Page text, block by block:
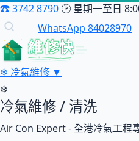
☎3742 8790 🕑 星期一至日
WhatsApp 84028970
維修快
❄ 冷氣維修 ▼
❄
冷氣維修 / 清洗
Air Con Expert - 全港冷氣工程